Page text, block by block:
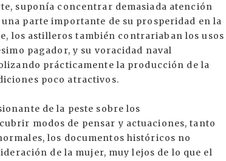
suponía concentrar demasiada atención
parte importante de su prosperidad en la
los astilleros también contrariaban los usos
pagador, y su voracidad naval
prácticamente la producción de la
poco atractivos.
de la peste sobre los
modos de pensar y actuaciones, tanto
los documentos históricos no
de la mujer, muy lejos de lo que el